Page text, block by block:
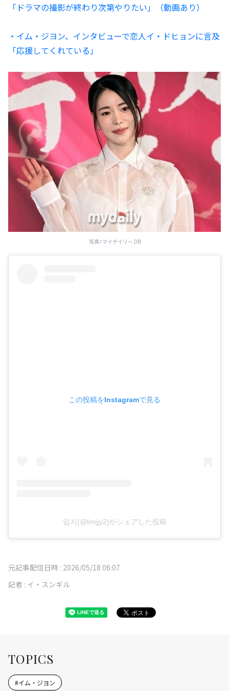
「ドラマの撮影が終わり次第やりたい」（動画あり）
・イム・ジヨン、インタビューで恋人イ・ドヒョンに言及
「応援してくれている」
写真=マイデイリー DB
この投稿をInstagramで見る
임지(@limjjy2)がシェアした投稿
元記事配信日時 : 2026/05/18 06:07
記者 : イ・スンギル
TOPICS
#イム・ジヨン